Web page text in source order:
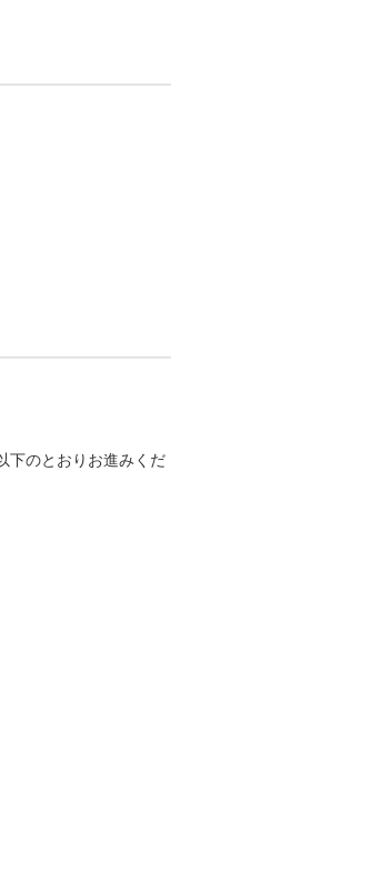
下のとおりお進みくだ